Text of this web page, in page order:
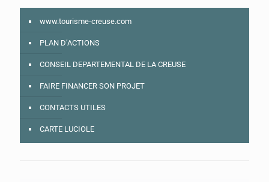
www.tourisme-creuse.com
PLAN D’ACTIONS
CONSEIL DEPARTEMENTAL DE LA CREUSE
FAIRE FINANCER SON PROJET
CONTACTS UTILES
CARTE LUCIOLE